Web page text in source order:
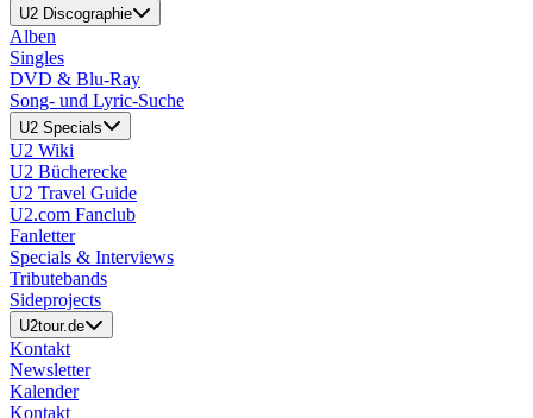
U2 Discographie
Alben
Singles
DVD & Blu-Ray
Song- und Lyric-Suche
U2 Specials
U2 Wiki
U2 Bücherecke
U2 Travel Guide
U2.com Fanclub
Fanletter
Specials & Interviews
Tributebands
Sideprojects
U2tour.de
Kontakt
Newsletter
Kalender
Kontakt